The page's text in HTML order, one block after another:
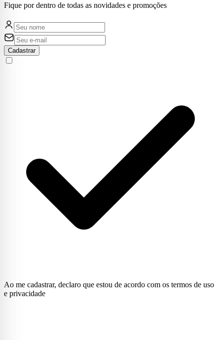
Fique por dentro de todas as novidades e promoções
Cadastrar
Ao me cadastrar, declaro que estou de acordo com os termos de uso
e privacidade